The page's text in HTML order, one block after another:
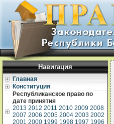
Навигация
Главная
Конституция
Республиканское право по
дате принятия
2013 2012 2011 2010 2009 2008
2007 2006 2005 2004 2003 2002
2001 2000 1999 1998 1997 1996